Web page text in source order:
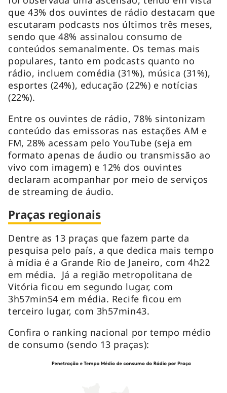
que 43% dos ouvintes de rádio destacam que
escutaram podcasts nos últimos três meses,
sendo que 48% assinalou consumo de
conteúdos semanalmente. Os temas mais
populares, tanto em podcasts quanto no
rádio, incluem comédia (31%), música (31%),
esportes (24%), educação (22%) e notícias
(22%).
Entre os ouvintes de rádio, 78% sintonizam
conteúdo das emissoras nas estações AM e
FM, 28% acessam pelo YouTube (seja em
formato apenas de áudio ou transmissão ao
vivo com imagem) e 12% dos ouvintes
declaram acompanhar por meio de serviços
de streaming de áudio.
Praças regionais
Dentre as 13 praças que fazem parte da
pesquisa pelo país, a que dedica mais tempo
à mídia é a Grande Rio de Janeiro, com 4h22
em média. Já a região metropolitana de
Vitória ficou em segundo lugar, com
3h57min54 em média. Recife ficou em
terceiro lugar, com 3h57min43.
Confira o ranking nacional por tempo médio
de consumo (sendo 13 praças):